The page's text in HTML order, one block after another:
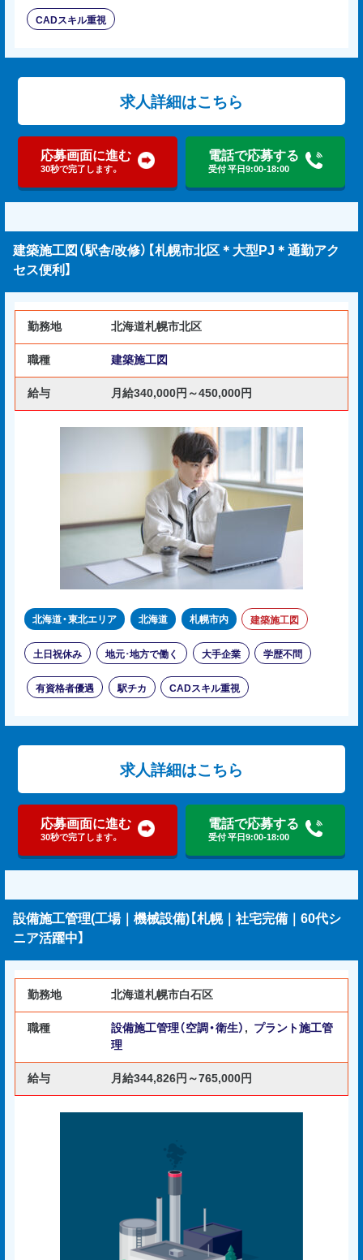
CADスキル重視
求人詳細はこちら
応募画面に進む
30秒で完了します。
電話で応募する
受付 平日9:00-18:00
建築施工図（駅舎/改修）【札幌市北区＊大型PJ＊通勤アク
セス便利】
勤務地 北海道札幌市北区
職種 建築施工図
給与 月給340,000円～450,000円
北海道・東北エリア 北海道 札幌市内 建築施工図
土日祝休み 地元･地方で働く 大手企業 学歴不問
有資格者優遇 駅チカ CADスキル重視
求人詳細はこちら
応募画面に進む
30秒で完了します。
電話で応募する
受付 平日9:00-18:00
設備施工管理(工場｜機械設備)【札幌｜社宅完備｜60代シ
ニア活躍中】
勤務地 北海道札幌市白石区
職種 設備施工管理（空調・衛生） , プラント施工管
理
給与 月給344,826円～765,000円